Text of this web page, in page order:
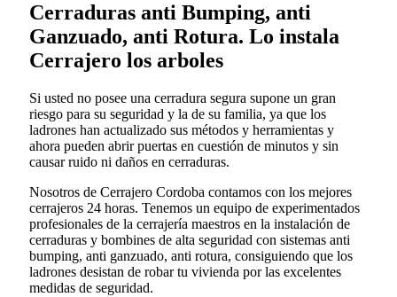
Cerraduras anti Bumping, anti
Ganzuado, anti Rotura. Lo instala
Cerrajero los arboles
Si usted no posee una cerradura segura supone un gran
riesgo para su seguridad y la de su familia, ya que los
ladrones han actualizado sus métodos y herramientas y
ahora pueden abrir puertas en cuestión de minutos y sin
causar ruido ni daños en cerraduras.
Nosotros de Cerrajero Cordoba contamos con los mejores
cerrajeros 24 horas. Tenemos un equipo de experimentados
profesionales de la cerrajería maestros en la instalación de
cerraduras y bombines de alta seguridad con sistemas anti
bumping, anti ganzuado, anti rotura, consiguiendo que los
ladrones desistan de robar tu vivienda por las excelentes
medidas de seguridad.